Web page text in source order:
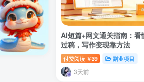
AI短篇+网文通关指南：看
过稿，写作变现靠方法
付费阅读 ￥39 副业项目
3天前